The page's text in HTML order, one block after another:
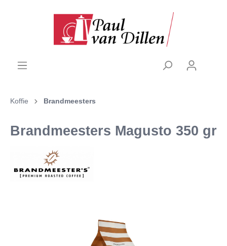
Koffie Brandmeesters
Brandmeesters Magusto 350 gr